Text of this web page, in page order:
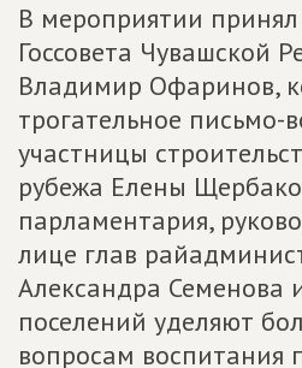
В мероприятии принял
Госсовета Чувашской
Владимир Офаринов,
трогательное письмо-
участницы
рубежа Елены
парламентария,
лице глав
Александра Семенова
поселений уделяют
вопросам воспитания